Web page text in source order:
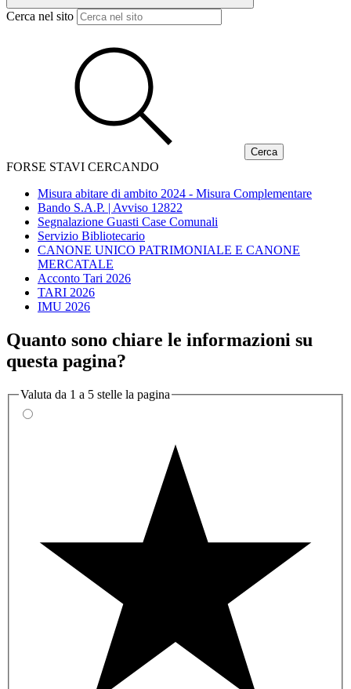
Cerca nel sito
FORSE STAVI CERCANDO
Misura abitare di ambito 2024 - Misura Complementare
Bando S.A.P. | Avviso 12822
Segnalazione Guasti Case Comunali
Servizio Bibliotecario
CANONE UNICO PATRIMONIALE E CANONE
MERCATALE
Acconto Tari 2026
TARI 2026
IMU 2026
Quanto sono chiare le informazioni su
questa pagina?
Valuta da 1 a 5 stelle la pagina